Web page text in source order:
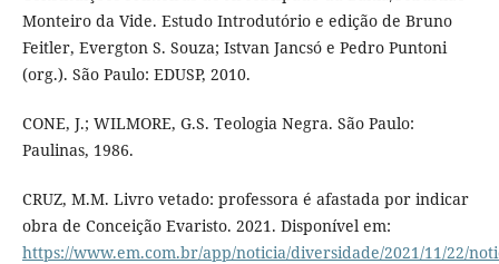
Monteiro da Vide. Estudo Introdutório e edição de Bruno
Feitler, Evergton S. Souza; Istvan Jancsó e Pedro Puntoni
(org.). São Paulo: EDUSP, 2010.
CONE, J.; WILMORE, G.S. Teologia Negra. São Paulo:
Paulinas, 1986.
CRUZ, M.M. Livro vetado: professora é afastada por indicar
obra de Conceição Evaristo. 2021. Disponível em:
https://www.em.com.br/app/noticia/diversidade/2021/11/22/